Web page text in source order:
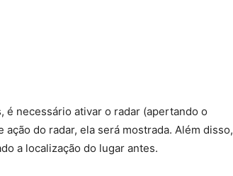
é necessário ativar o radar (apertando o
do radar, ela será mostrada. Além disso,
a localização do lugar antes.